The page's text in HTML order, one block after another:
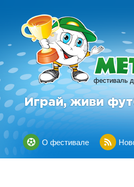
фестиваль
Играй, живи
О фестивале